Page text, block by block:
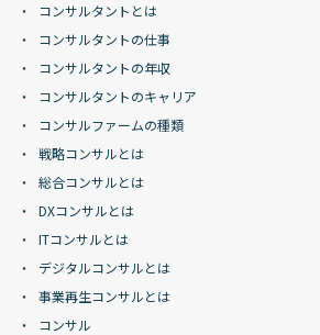
コンサルタントとは
コンサルタントの仕事
コンサルタントの年収
コンサルタントのキャリア
コンサルファームの種類
戦略コンサルとは
総合コンサルとは
DXコンサルとは
ITコンサルとは
デジタルコンサルとは
事業再生コンサルとは
コンサル